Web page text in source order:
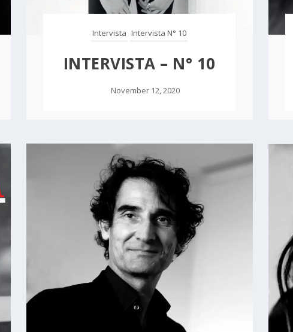
Intervista Intervista N° 10
INTERVISTA – N° 10
November 12, 2020